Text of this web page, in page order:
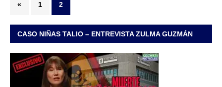
« 1 2
CASO NIÑAS TALIO – ENTREVISTA ZULMA GUZMÁN